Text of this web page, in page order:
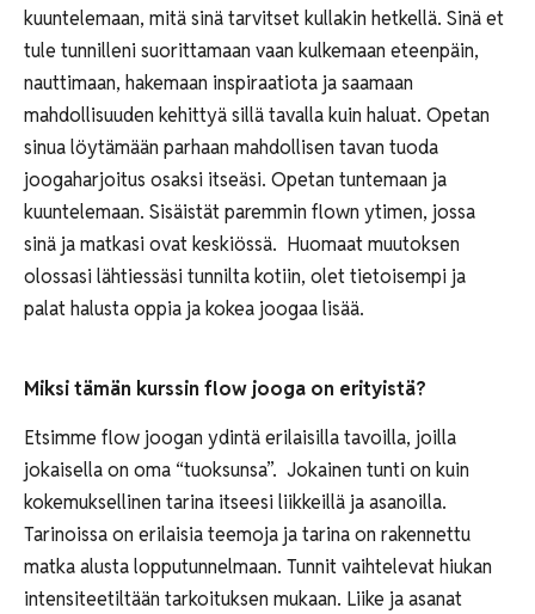
kuuntelemaan, mitä sinä tarvitset kullakin hetkellä. Sinä et
tule tunnilleni suorittamaan vaan kulkemaan eteenpäin,
nauttimaan, hakemaan inspiraatiota ja saamaan
mahdollisuuden kehittyä sillä tavalla kuin haluat. Opetan
sinua löytämään parhaan mahdollisen tavan tuoda
joogaharjoitus osaksi itseäsi. Opetan tuntemaan ja
kuuntelemaan. Sisäistät paremmin flown ytimen, jossa
sinä ja matkasi ovat keskiössä. Huomaat muutoksen
olossasi lähtiessäsi tunnilta kotiin, olet tietoisempi ja
palat halusta oppia ja kokea joogaa lisää.
Miksi tämän kurssin flow jooga on erityistä?
Etsimme flow joogan ydintä erilaisilla tavoilla, joilla
jokaisella on oma “tuoksunsa”. Jokainen tunti on kuin
kokemuksellinen tarina itseesi liikkeillä ja asanoilla.
Tarinoissa on erilaisia teemoja ja tarina on rakennettu
matka alusta lopputunnelmaan. Tunnit vaihtelevat hiukan
intensiteetiltään tarkoituksen mukaan. Liike ja asanat